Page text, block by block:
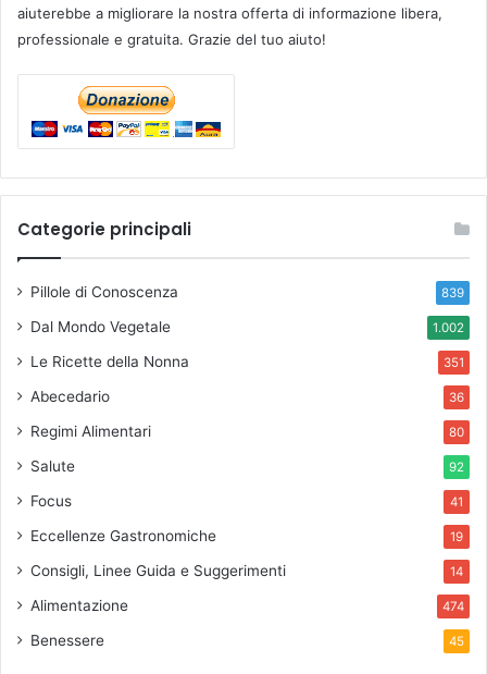
aiuterebbe a migliorare la nostra offerta di informazione libera,
professionale e gratuita. Grazie del tuo aiuto!
Categorie principali
Pillole di Conoscenza 839
Dal Mondo Vegetale 1.002
Le Ricette della Nonna 351
Abecedario 36
Regimi Alimentari 80
Salute 92
Focus 41
Eccellenze Gastronomiche 19
Consigli, Linee Guida e Suggerimenti 14
Alimentazione 474
Benessere 45